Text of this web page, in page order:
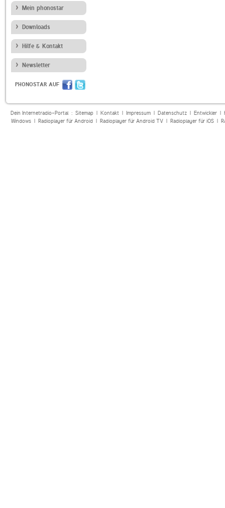
Mein phonostar
Downloads
Hilfe & Kontakt
Newsletter
PHONOSTAR AUF
Dein Internetradio-Portal : Sitemap| Kontakt| Impressum| Datenschutz| Entwickler|
Windows| Radioplayer für Android| Radioplayer für Android TV| Radioplayer für iOS|